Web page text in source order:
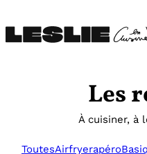
au
contenu
Les
À cuisiner, à
ToutesAirfryerapéro